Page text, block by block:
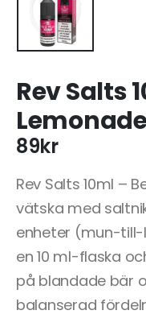
Rev Salts
89kr
Rev Salts 10ml –
vätska med
enheter (mun-till-
en 10 ml-flaska
på blandade bär
balanserad